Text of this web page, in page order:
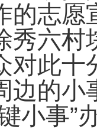
的志愿
六村
对此十
边的小
小事”